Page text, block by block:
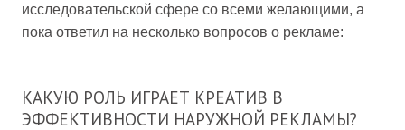
исследовательской сфере со всеми желающими, а
пока ответил на несколько вопросов о рекламе:
КАКУЮ РОЛЬ ИГРАЕТ КРЕАТИВ В
ЭФФЕКТИВНОСТИ НАРУЖНОЙ РЕКЛАМЫ?